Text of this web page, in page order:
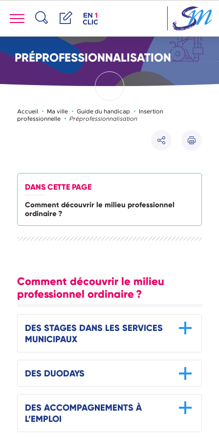
Menu ACCÈS DE LA FENÊTRE DES
EN 1
CLIC
PRÉPROFESSIONNALISATION
Accueil Ma ville Guide du handicap
Insertion
professionnelle
Page active :
Préprofessionnalisation
Partager
Imprimer
DANS CETTE PAGE
Comment découvrir le milieu professionnel
ordinaire ?
Comment découvrir le milieu
professionnel ordinaire ?
DES STAGES DANS LES SERVICES
MUNICIPAUX
DES DUODAYS
DES ACCOMPAGNEMENTS À
L’EMPLOI
Panneau de gestion des cookies